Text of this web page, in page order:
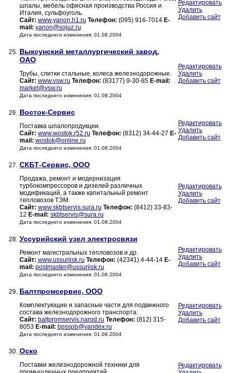
шпалы, мебель офисная производства Россия и
Италия, сульфоуголь.
Сайт: www.yanon.h1.ru Телефон: (095) 916-7014 E-
mail: yanon@sojuz.ru
Дата последнего изменения: 01.08.2004
Редактировать
Удалить
Добавить сайт
25. Выксунский металлургический завод,
ОАО
Трубы, слитки стальные, колеса железнодорожные.
Сайт: www.vsw.ru Телефон: (83177) 9-30-85 E-mail:
market@vsw.ru
Дата последнего изменения: 01.08.2004
Редактировать
Удалить
Добавить сайт
26. Восток-Сервис
Поставка шпалопродукции.
Сайт: www.wostok.r52.ru Телефон: (8312) 34-44-27 E-
mail: wostok@online.ru
Дата последнего изменения: 01.08.2004
Редактировать
Удалить
Добавить сайт
27. СКБТ-Сервис, ООО
Продажа, ремонт и модернизация
турбокомпрессоров и дизелей различных
модификаций, а также капитальный ремонт
тепловозов ТЭМ.
Сайт: www.skbtservis.sura.ru Телефон: (8412) 33-83-
12 E-mail: skbtservis@sura.ru
Дата последнего изменения: 01.08.2004
Редактировать
Удалить
Добавить сайт
28. Уссурийский узел электросвязи
Ремонт магистральных тепловозов и др.
Сайт: www.ussuriisk.ru Телефон: (42341) 4-44-14 E-
mail: postmaster@ussuriisk.ru
Дата последнего изменения: 01.08.2004
Редактировать
Удалить
Добавить сайт
29. Балтпромсервис, ООО
Комплектующие и запасные части для подвижного
состава железнодорожного транспорта.
Сайт: baltpromservis.narod.ru Телефон: (812) 315-
8053 E-mail: bpsspb@yandex.ru
Дата последнего изменения: 01.08.2004
Редактировать
Удалить
Добавить сайт
30. Оско
Поставки железнодорожной техники для
Редактировать